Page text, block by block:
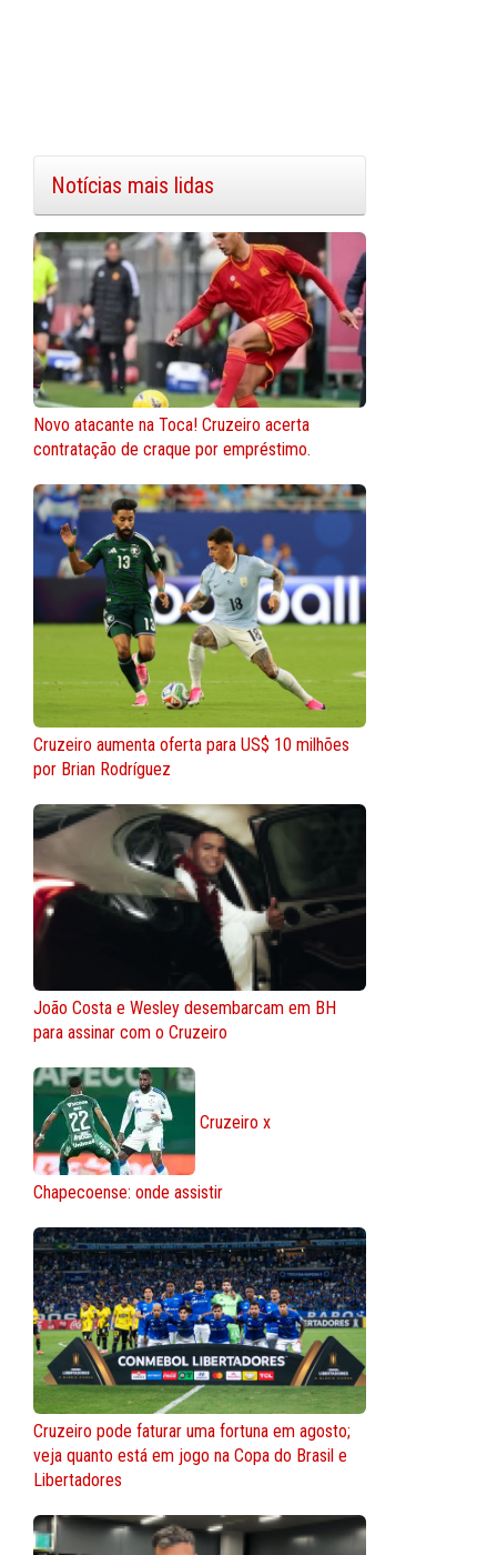
Notícias mais lidas
Novo atacante na Toca! Cruzeiro acerta
contratação de craque por empréstimo.
Cruzeiro aumenta oferta para US$ 10 milhões
por Brian Rodríguez
João Costa e Wesley desembarcam em BH
para assinar com o Cruzeiro
Cruzeiro x
Chapecoense: onde assistir
Cruzeiro pode faturar uma fortuna em agosto;
veja quanto está em jogo na Copa do Brasil e
Libertadores